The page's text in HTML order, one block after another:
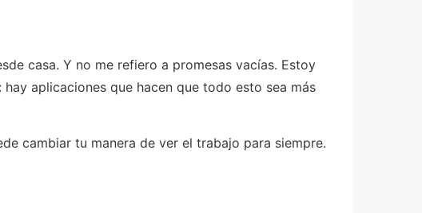
casa. Y no me refiero a promesas vacías. Estoy
aplicaciones que hacen que todo esto sea más
cambiar tu manera de ver el trabajo para siempre.